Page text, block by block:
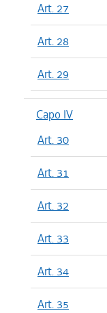
Art. 27
Art. 28
Art. 29
Capo IV
Art. 30
Art. 31
Art. 32
Art. 33
Art. 34
Art. 35